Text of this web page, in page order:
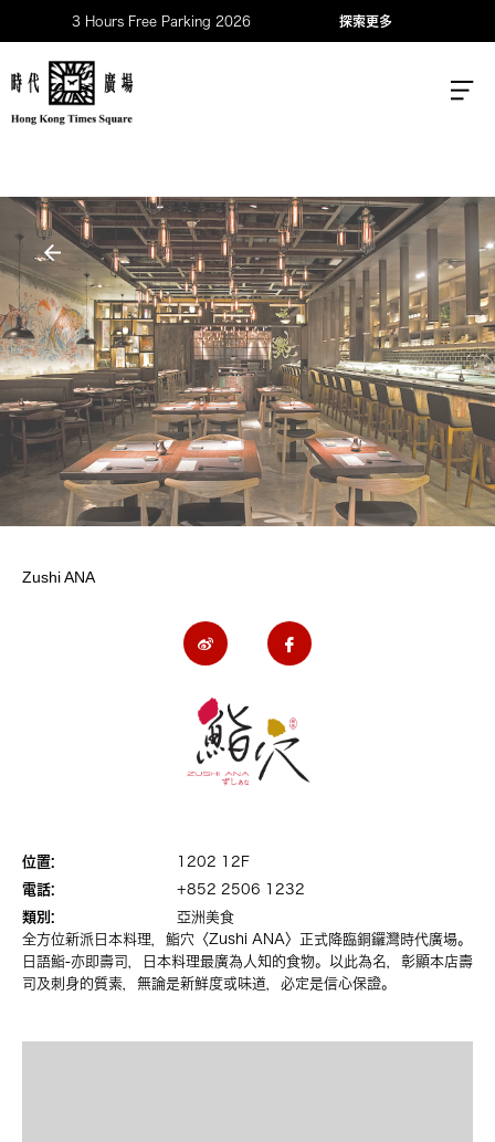
3 Hours Free Parking 2026 探索更多
Zushi ANA
位置:
1202 12F
電話:
+852 2506 1232
類別:
亞洲美食
全方位新派日本料理，鮨穴〈Zushi ANA〉正式降臨銅鑼灣時代廣場。
日語鮨-亦即壽司，日本料理最廣為人知的食物。以此為名，彰顯本店壽
司及刺身的質素，無論是新鮮度或味道，必定是信心保證。